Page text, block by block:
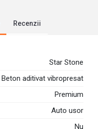
Recenzii
Star Stone
Beton aditivat vibropresat
Premium
Auto usor
Nu